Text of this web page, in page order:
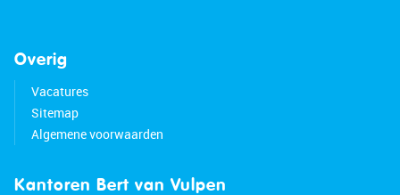
Overig
Vacatures
Sitemap
Algemene voorwaarden
Kantoren Bert van Vulpen